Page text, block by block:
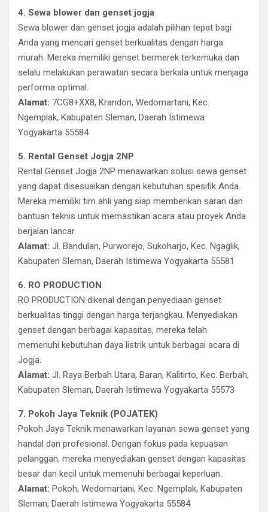
4. Sewa blower dan genset jogja
Sewa blower dan genset jogja adalah pilihan tepat bagi
Anda yang mencari genset berkualitas dengan harga
murah. Mereka memiliki genset bermerek terkemuka dan
selalu melakukan perawatan secara berkala untuk menjaga
performa optimal.
Alamat: 7CG8+XX8, Krandon, Wedomartani, Kec.
Ngemplak, Kabupaten Sleman, Daerah Istimewa
Yogyakarta 55584
5. Rental Genset Jogja 2NP
Rental Genset Jogja 2NP menawarkan solusi sewa genset
yang dapat disesuaikan dengan kebutuhan spesifik Anda.
Mereka memiliki tim ahli yang siap memberikan saran dan
bantuan teknis untuk memastikan acara atau proyek Anda
berjalan lancar.
Alamat: Jl. Bandulan, Purworejo, Sukoharjo, Kec. Ngaglik,
Kabupaten Sleman, Daerah Istimewa Yogyakarta 55581
6. RO PRODUCTION
RO PRODUCTION dikenal dengan penyediaan genset
berkualitas tinggi dengan harga terjangkau. Menyediakan
genset dengan berbagai kapasitas, mereka telah
memenuhi kebutuhan daya listrik untuk berbagai acara di
Jogja.
Alamat: Jl. Raya Berbah Utara, Baran, Kalitirto, Kec. Berbah,
Kabupaten Sleman, Daerah Istimewa Yogyakarta 55573
7. Pokoh Jaya Teknik (POJATEK)
Pokoh Jaya Teknik menawarkan layanan sewa genset yang
handal dan profesional. Dengan fokus pada kepuasan
pelanggan, mereka menyediakan genset dengan kapasitas
besar dan kecil untuk memenuhi berbagai keperluan.
Alamat: Pokoh, Wedomartani, Kec. Ngemplak, Kabupaten
Sleman, Daerah Istimewa Yogyakarta 55584